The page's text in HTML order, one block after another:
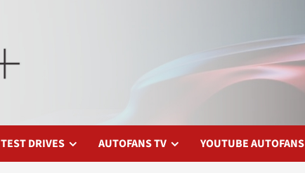
TEST DRIVES AUTOFANS TV YOUTUBE AUTOFANS